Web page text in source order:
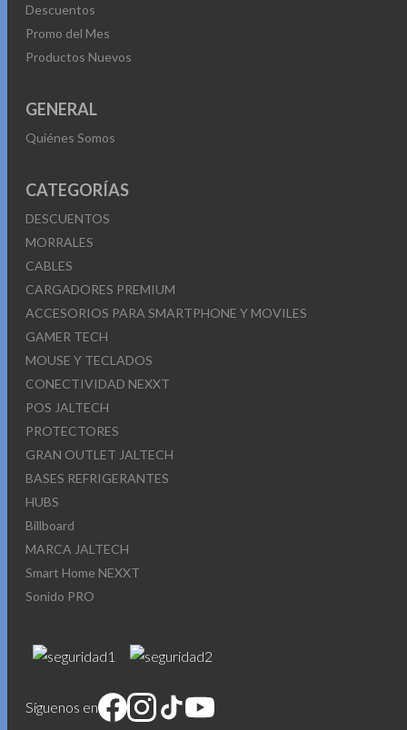
Descuentos
Promo del Mes
Productos Nuevos
GENERAL
Quiénes Somos
CATEGORÍAS
DESCUENTOS
MORRALES
CABLES
CARGADORES PREMIUM
ACCESORIOS PARA SMARTPHONE Y MOVILES
GAMER TECH
MOUSE Y TECLADOS
CONECTIVIDAD NEXXT
POS JALTECH
PROTECTORES
GRAN OUTLET JALTECH
BASES REFRIGERANTES
HUBS
Billboard
MARCA JALTECH
Smart Home NEXXT
Sonido PRO
Síguenos en